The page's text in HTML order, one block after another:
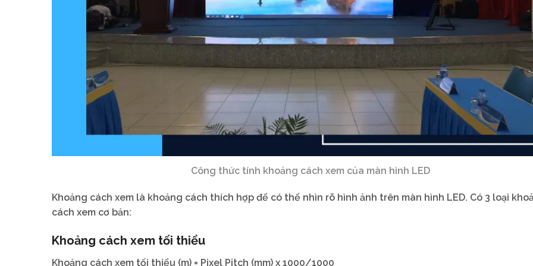
Công thức tính khoảng cách xem của màn hình LED
Khoảng cách xem là khoảng cách thích hợp để có thể nhìn rõ hình ảnh trên màn hình LED. Có 3 loại
cách xem cơ bản:
Khoảng cách xem tối thiểu
Khoảng cách xem tối thiểu (m) = Pixel Pitch (mm) x 1000/1000